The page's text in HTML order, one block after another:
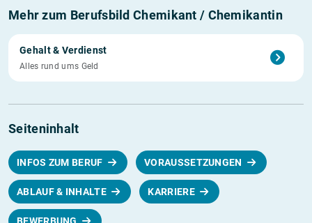
Mehr zum Berufsbild Chemikant / Chemikantin
Gehalt & Verdienst
Alles rund ums Geld
Seiteninhalt
INFOS ZUM BERUF VORAUSSETZUNGEN
ABLAUF & INHALTE KARRIERE
BEWERBUNG